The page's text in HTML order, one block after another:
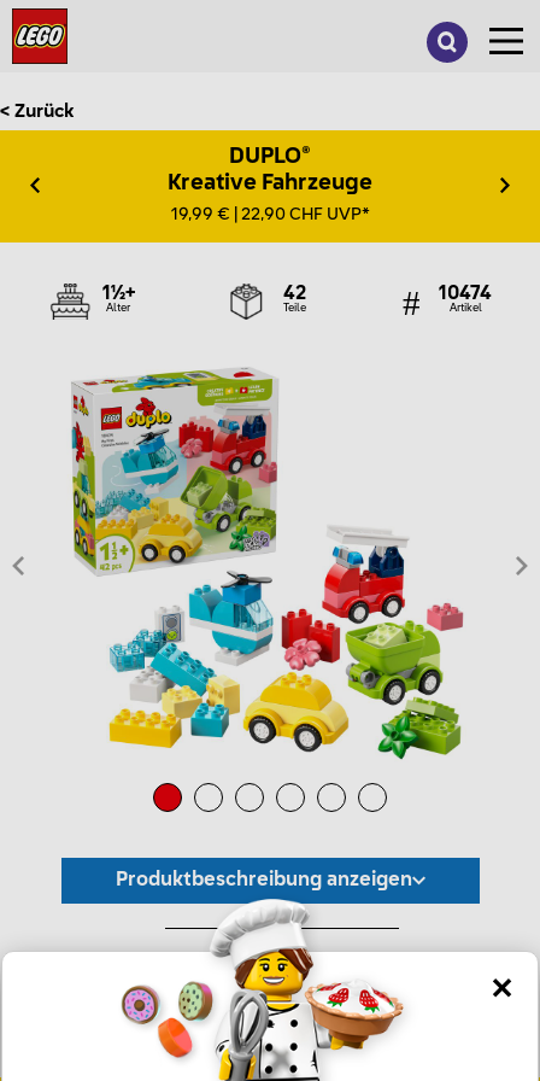
< Zurück
DUPLO®
Kreative Fahrzeuge
19,99 € | 22,90 CHF UVP*
1½+
Alter
42
Teile
10474
Artikel
Produktbeschreibung anzeigen
*Unverbindliche Preisempfehlung -
Die Preisgestaltung liegt im alleinigen Ermessen des Händlers